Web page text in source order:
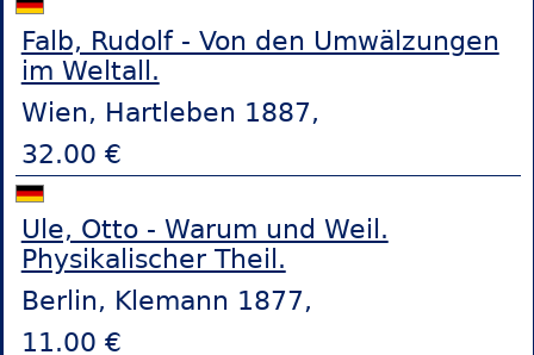
Falb, Rudolf - Von den Umwälzungen
im Weltall.
Wien, Hartleben 1887,
32.00 €
Ule, Otto - Warum und Weil.
Physikalischer Theil.
Berlin, Klemann 1877,
11.00 €